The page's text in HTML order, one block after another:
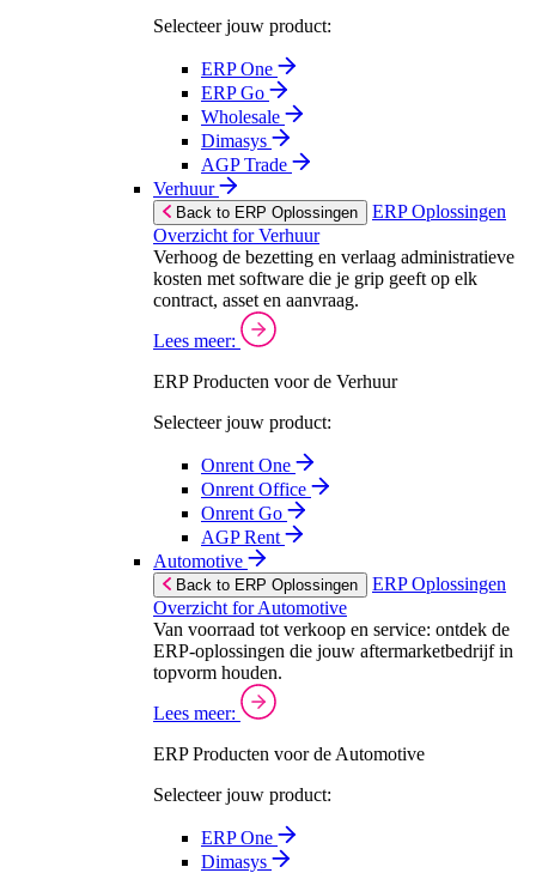
Selecteer jouw product:
ERP One
ERP Go
Wholesale
Dimasys
AGP Trade
Verhuur
Back to ERP Oplossingen
ERP Oplossingen
Overzicht for Verhuur
Verhoog de bezetting en verlaag administratieve
kosten met software die je grip geeft op elk
contract, asset en aanvraag.
Lees meer:
ERP Producten voor de Verhuur
Selecteer jouw product:
Onrent One
Onrent Office
Onrent Go
AGP Rent
Automotive
Back to ERP Oplossingen
ERP Oplossingen
Overzicht for Automotive
Van voorraad tot verkoop en service: ontdek de
ERP-oplossingen die jouw aftermarketbedrijf in
topvorm houden.
Lees meer:
ERP Producten voor de Automotive
Selecteer jouw product:
ERP One
Dimasys